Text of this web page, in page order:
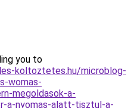
you to
koltoztetes.hu/microblog-
womas-
megoldasok-a-
a-nyomas-alatt-tisztul-a-